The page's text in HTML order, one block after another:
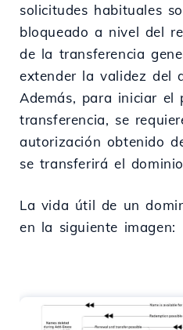
solicitudes habituales
bloqueado a nivel del
de la transferencia
extender la validez del
Además, para iniciar el
transferencia, se
autorización obtenido
se transferirá el
La vida útil de un
en la siguiente imagen: